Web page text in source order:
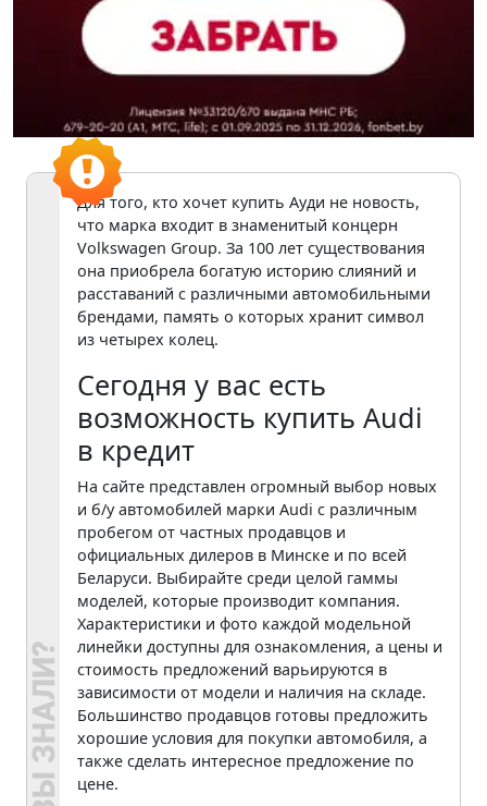
Для того, кто хочет купить Ауди не новость,
что марка входит в знаменитый концерн
Volkswagen Group. За 100 лет существования
она приобрела богатую историю слияний и
расставаний с различными автомобильными
брендами, память о которых хранит символ
из четырех колец.
Сегодня у вас есть
возможность купить Audi
в кредит
На сайте представлен огромный выбор новых
и б/у автомобилей марки Audi с различным
пробегом от частных продавцов и
официальных дилеров в Минске и по всей
Беларуси. Выбирайте среди целой гаммы
моделей, которые производит компания.
Характеристики и фото каждой модельной
линейки доступны для ознакомления, а цены и
стоимость предложений варьируются в
зависимости от модели и наличия на складе.
Большинство продавцов готовы предложить
хорошие условия для покупки автомобиля, а
также сделать интересное предложение по
цене.